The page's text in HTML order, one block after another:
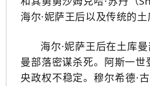
海尔·妮萨王后以及传统的
海尔·妮萨王后在土库
曼部落密谋杀死。阿斯一
央政权不稳定。穆尔希德·